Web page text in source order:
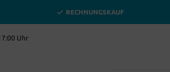
RECHNUNGSKAUF
Uhr